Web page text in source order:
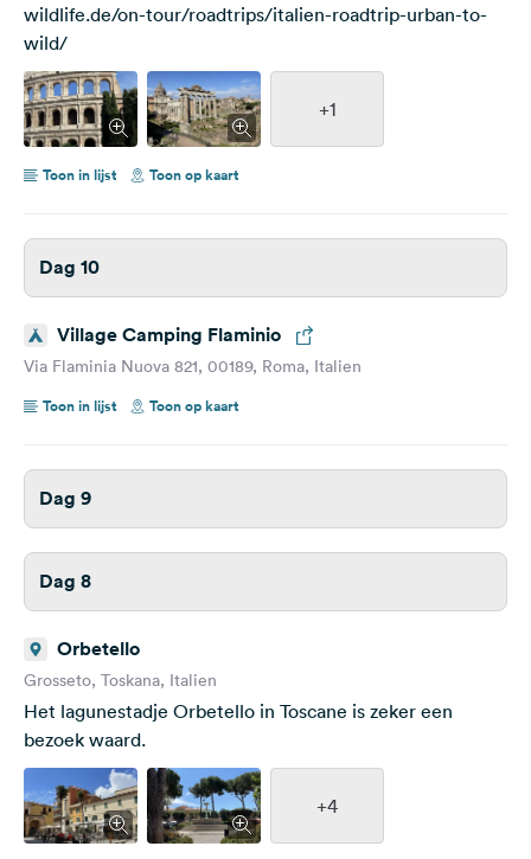
wildlife.de/on-tour/roadtrips/italien-roadtrip-urban-to-
wild/
+1
Toon in lijst Toon op kaart
Dag 10
Village Camping Flaminio
Via Flaminia Nuova 821, 00189, Roma, Italien
Toon in lijst
Toon op kaart
Dag 9
Dag 8
Orbetello
Grosseto, Toskana, Italien
Het lagunestadje Orbetello in Toscane is zeker een
bezoek waard.
+4